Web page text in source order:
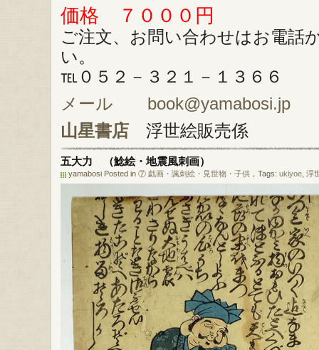
価格 ７０００円
ご注文、お問い合わせはお電話
い。
℡０５２－３２１－１３６６
メール book@yamabosi.jp
山星書店 浮世絵販売係
五大力 （鯰絵・地震風刺画）
yamabosi Posted in ⑦ 戯画・諷刺絵・見世物・子供 ，Tags: ukiyoe 浮